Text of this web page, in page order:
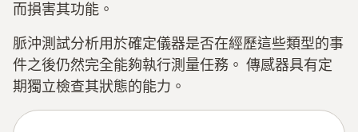
而損害其功能。
脈沖測試分析用於確定儀器是否在經歷這些類型的事
件之後仍然完全能夠執行測量任務。 傳感器具有定
期獨立檢查其狀態的能力。